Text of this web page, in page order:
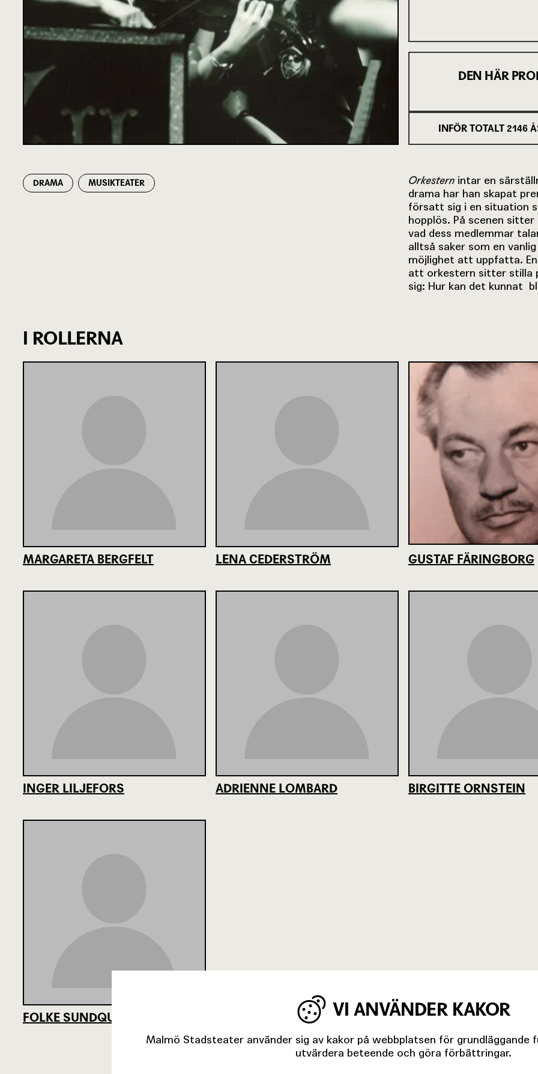
DEN HÄR
INFÖR TOTALT 2146
DRAMA MUSIKTEATER Orkestern intar en
drama har han skapat
försatt sig i en situation
hopplös. På scenen
vad dess medlemmar
alltså saker som en
möjlighet att uppfatta.
att orkestern sitter stilla
sig: Hur kan det kunnat
I ROLLERNA
MARGARETA BERGFELT LENA CEDERSTRÖM GUSTAF FÄRINGBORG
INGER LILJEFORS ADRIENNE LOMBARD BIRGITTE ORNSTEIN
FOLKE SUNDQUIST VI ANVÄNDER KAKOR
Malmö Stadsteater använder sig av kakor på webbplatsen för
utvärdera beteende och göra förbättringar.